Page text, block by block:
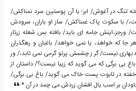
تنگ در آغوش/ ابر؛ با آن پوستین سرد نمناکش/
با سکوت پاک غمناکش/ ساز او باران، سرودش
جامه ای باید/ بافته بس شعله زرتار
جا که خواهد، یا نمی خواهد/ باغبان و رهگذران
نیست/ گر ز چشمش پرتو گرمی نمی تابد،/ ور
بی برگی که می گوید که زیبا نیست؟/ داستان از
خفته در تابوت پست خاک می گوید/ باغ بی برگی/
بر اسب یال افشان زردش می چمد در آن *